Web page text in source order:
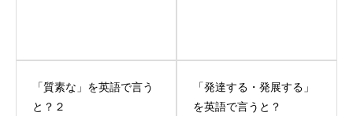
「質素な」を英語で言う
と？２
「発達する・発展する」
を英語で言うと？